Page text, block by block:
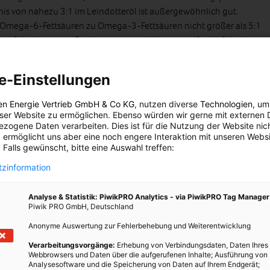
von nahezu 3:1 im Leindotteröl ist außergewöhnlich gut.
6-Fettsäuren zu Omega-3-Fettsäuren nicht größer als 5:1
aufgrund unserer Ernährungsgewohnheiten vielfach 10:1 oder
Veganer eignet sich das Öl daher sehr gut. Denn wer keinen
essentiellen Omega-3-Fettsäuren anders decken (was über die
der Gehalt an einfach ungesättigten Fettsäuren geringer ist
wie beispielsweise Raps- oder Olivenöl. Dafür enthält
die zur Gruppe der Omega-9-Fettsäuren zählt, und noch
Plastochromanol-8 und Sterine sorgen im
längere Haltbarkeit, denn sie wirken antioxidativ.
Vitamin E enthalten, ein Antioxidans welches vor allem das
Einstellungen
Energie Vertrieb GmbH & Co KG, nutzen diverse Technologien,
Website zu ermöglichen. Ebenso würden wir gerne mit externen
Daten verarbeiten. Dies ist für die Nutzung der Website
ermöglicht uns aber eine noch engere Interaktion mit unseren
Falls gewünscht, bitte eine Auswahl treffen:
Analyse & Statistik: PiwikPRO Analytics - via PiwikPRO Tag Manager
Piwik PRO GmbH, Deutschland
Anonyme Auswertung zur Fehlerbehebung und Weiterentwicklung
Verarbeitungsvorgänge: Erhebung von Verbindungsdaten, Daten Ihres
Webbrowsers und Daten über die aufgerufenen Inhalte; Ausführung von
Analysesoftware und die Speicherung von Daten auf Ihrem Endgerät;